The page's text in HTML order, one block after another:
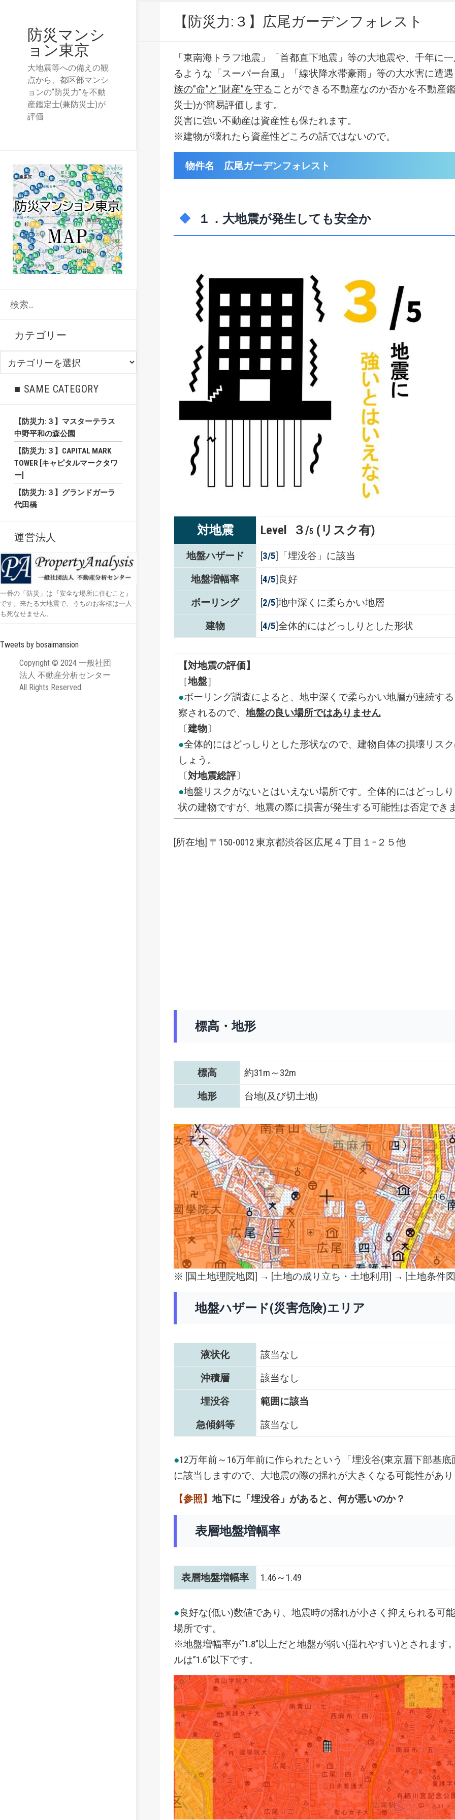
防災マンシ
ョン東京
大地震等への備えの観
点から、都区部マンシ
ョンの“防災力”を不動
産鑑定士(兼防災士)が
評価
カテゴリー
■ SAME CATEGORY
【防災力:３】マスターテラス
中野平和の森公園
【防災力:３】CAPITAL MARK
TOWER [キャピタルマークタワ
ー]
【防災力:３】グランドガーラ
代田橋
運営法人
一番の「防災」は『安全な場所に住むこと』
です。来たる大地震で、うちのお客様は一人
も死なせません。
Tweets by bosaimansion
Copyright © 2024 一般社団
法人 不動産分析センター
All Rights Reserved.
【防災力:３】広尾ガーデンフォレスト
「東南海トラフ地震」「首都直下地震」等の大地震や、千年に
るような「スーパー台風」「線状降水帯豪雨」等の大水害に遭
族の”命”と”財産”を守ることができる不動産なのか否かを不動産
災士)が簡易評価します。
災害に強い不動産は資産性も保たれます。
※建物が壊れたら資産性どころの話ではないので。
物件名 広尾ガーデンフォレスト
１．大地震が発生しても安全か
対地震 Level ３/5 (リスク有)
地盤ハザード [3/5]「埋没谷」に該当
地盤増幅率
[4/5]良好
ボーリング
[2/5]地中深くに柔らかい地層
建物
[4/5]全体的にはどっしりとした形状
【対地震の評価】
［地盤］
●ボーリング調査によると、地中深くで柔らかい地層が連続す
察されるので、地盤の良い場所ではありません
〔建物〕
●全体的にはどっしりとした形状なので、建物自体の損壊リス
しょう。
〔対地震総評〕
●地盤リスクがないとはいえない場所です。全体的にはどっし
状の建物ですが、地震の際に損害が発生する可能性は否定でき
[所在地] 〒150-0012 東京都渋谷区広尾４丁目１−２５他
標高・地形
標高
約31m～32m
地形
台地(及び切土地)
※ [国土地理院地図] → [土地の成り立ち・土地利用] → [土地条件
地盤ハザード(災害危険)エリア
液状化
該当なし
沖積層
該当なし
埋没谷
範囲に該当
急傾斜等
該当なし
●12万年前～16万年前に作られたという「埋没谷(東京層下部基
に該当しますので、大地震の際の揺れが大きくなる可能性があ
【参照】地下に「埋没谷」があると、何が悪いのか？
表層地盤増幅率
表層地盤増幅率 1.46～1.49
●良好な(低い)数値であり、地震時の揺れが小さく抑えられる可
場所です。
※地盤増幅率が”1.8”以上だと地盤が弱い(揺れやすい)とされます
ルは”1.6”以下です。